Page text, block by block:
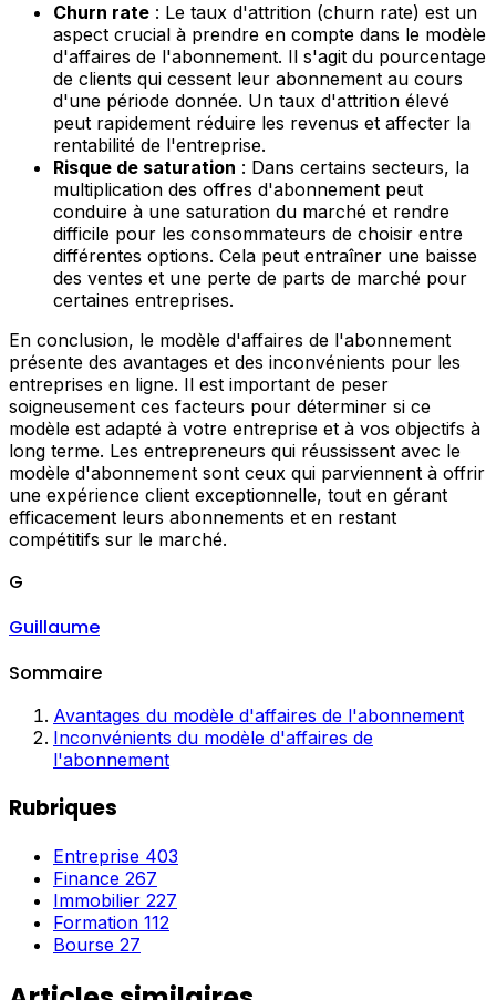
Churn rate : Le taux d'attrition (churn rate) est un
aspect crucial à prendre en compte dans le modèle
d'affaires de l'abonnement. Il s'agit du pourcentage
de clients qui cessent leur abonnement au cours
d'une période donnée. Un taux d'attrition élevé
peut rapidement réduire les revenus et affecter la
rentabilité de l'entreprise.
Risque de saturation : Dans certains secteurs, la
multiplication des offres d'abonnement peut
conduire à une saturation du marché et rendre
difficile pour les consommateurs de choisir entre
différentes options. Cela peut entraîner une baisse
des ventes et une perte de parts de marché pour
certaines entreprises.
En conclusion, le modèle d'affaires de l'abonnement
présente des avantages et des inconvénients pour les
entreprises en ligne. Il est important de peser
soigneusement ces facteurs pour déterminer si ce
modèle est adapté à votre entreprise et à vos objectifs à
long terme. Les entrepreneurs qui réussissent avec le
modèle d'abonnement sont ceux qui parviennent à offrir
une expérience client exceptionnelle, tout en gérant
efficacement leurs abonnements et en restant
compétitifs sur le marché.
G
Guillaume
Sommaire
Avantages du modèle d'affaires de l'abonnement
Inconvénients du modèle d'affaires de
l'abonnement
Rubriques
Entreprise 403
Finance 267
Immobilier 227
Formation 112
Bourse 27